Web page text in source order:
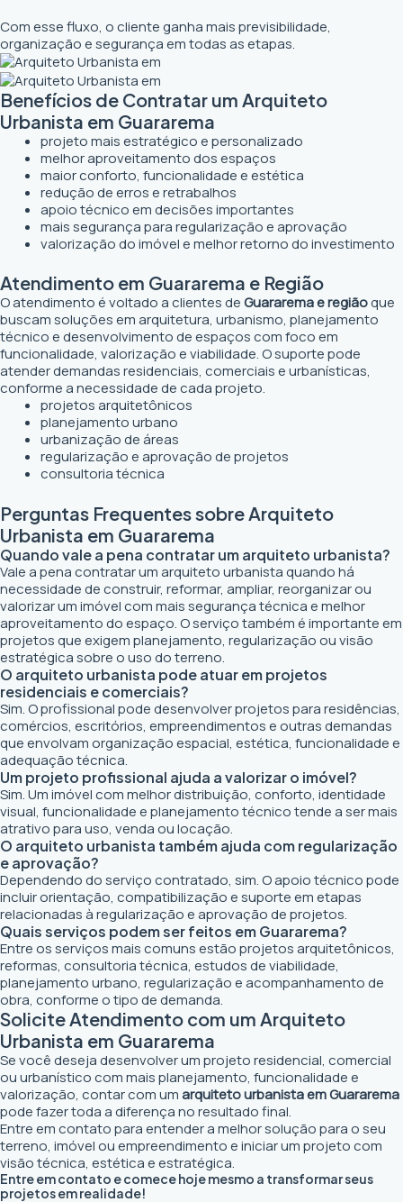
Com esse fluxo, o cliente ganha mais previsibilidade,
organização e segurança em todas as etapas.
Benefícios de Contratar um Arquiteto
Urbanista em Guararema
projeto mais estratégico e personalizado
melhor aproveitamento dos espaços
maior conforto, funcionalidade e estética
redução de erros e retrabalhos
apoio técnico em decisões importantes
mais segurança para regularização e aprovação
valorização do imóvel e melhor retorno do investimento
Atendimento em Guararema e Região
O atendimento é voltado a clientes deGuararema e regiãoque
buscam soluções em arquitetura, urbanismo, planejamento
técnico e desenvolvimento de espaços com foco em
funcionalidade, valorização e viabilidade. O suporte pode
atender demandas residenciais, comerciais e urbanísticas,
conforme a necessidade de cada projeto.
projetos arquitetônicos
planejamento urbano
urbanização de áreas
regularização e aprovação de projetos
consultoria técnica
Perguntas Frequentes sobre Arquiteto
Urbanista em Guararema
Quando vale a pena contratar um arquiteto urbanista?
Vale a pena contratar um arquiteto urbanista quando há
necessidade de construir, reformar, ampliar, reorganizar ou
valorizar um imóvel com mais segurança técnica e melhor
aproveitamento do espaço. O serviço também é importante em
projetos que exigem planejamento, regularização ou visão
estratégica sobre o uso do terreno.
O arquiteto urbanista pode atuar em projetos
residenciais e comerciais?
Sim. O profissional pode desenvolver projetos para residências,
comércios, escritórios, empreendimentos e outras demandas
que envolvam organização espacial, estética, funcionalidade e
adequação técnica.
Um projeto profissional ajuda a valorizar o imóvel?
Sim. Um imóvel com melhor distribuição, conforto, identidade
visual, funcionalidade e planejamento técnico tende a ser mais
atrativo para uso, venda ou locação.
O arquiteto urbanista também ajuda com regularização
e aprovação?
Dependendo do serviço contratado, sim. O apoio técnico pode
incluir orientação, compatibilização e suporte em etapas
relacionadas à regularização e aprovação de projetos.
Quais serviços podem ser feitos em Guararema?
Entre os serviços mais comuns estão projetos arquitetônicos,
reformas, consultoria técnica, estudos de viabilidade,
planejamento urbano, regularização e acompanhamento de
obra, conforme o tipo de demanda.
Solicite Atendimento com um Arquiteto
Urbanista em Guararema
Se você deseja desenvolver um projeto residencial, comercial
ou urbanístico com mais planejamento, funcionalidade e
valorização, contar com umarquiteto urbanista em Guararema
pode fazer toda a diferença no resultado final.
Entre em contato para entender a melhor solução para o seu
terreno, imóvel ou empreendimento e iniciar um projeto com
visão técnica, estética e estratégica.
Entre em contato e comece hoje mesmo a transformar seus
projetos em realidade!